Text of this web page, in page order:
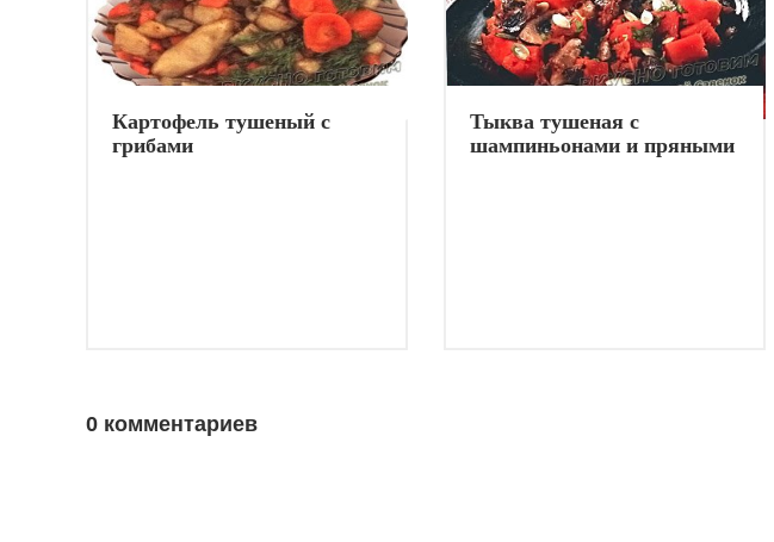
Картофель тушеный с
грибами
Тыква тушеная с
шампиньонами и пряными
0 комментариев